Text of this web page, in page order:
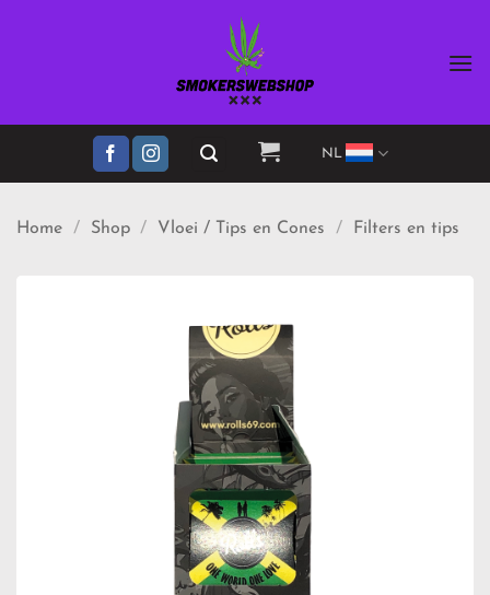
NL
Home / Shop / Vloei / Tips en Cones / Filters en tips